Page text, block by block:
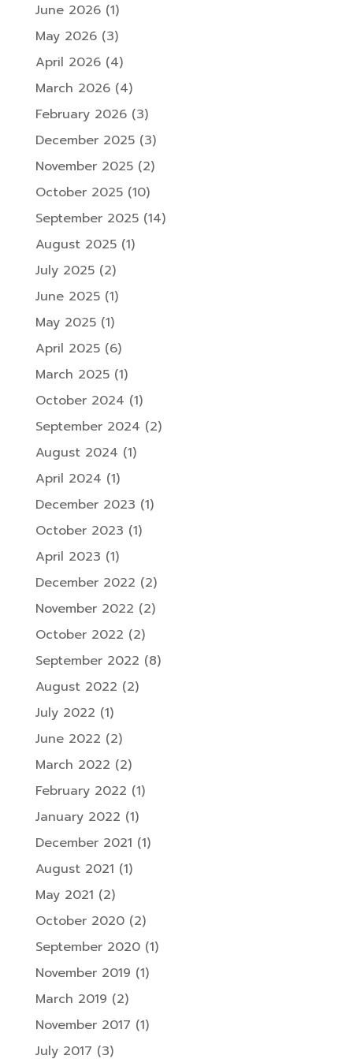
June 2026(1)
May 2026(3)
April 2026(4)
March 2026(4)
February 2026(3)
December 2025(3)
November 2025(2)
October 2025(10)
September 2025(14)
August 2025(1)
July 2025(2)
June 2025(1)
May 2025(1)
April 2025(6)
March 2025(1)
October 2024 (1)
September 2024 (2)
August 2024 (1)
April 2024 (1)
December 2023 (1)
October 2023 (1)
April 2023 (1)
December 2022 (2)
November 2022 (2)
October 2022 (2)
September 2022 (8)
August 2022 (2)
July 2022 (1)
June 2022 (2)
March 2022 (2)
February 2022 (1)
January 2022 (1)
December 2021 (1)
August 2021 (1)
May 2021 (2)
October 2020(2)
September 2020(1)
November 2019 (1)
March 2019 (2)
November 2017 (1)
July 2017 (3)